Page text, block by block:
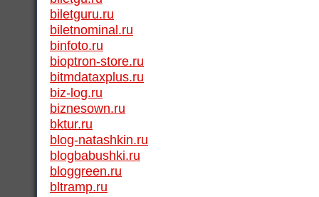
biletguru.ru
biletnominal.ru
binfoto.ru
bioptron-store.ru
bitmdataxplus.ru
biz-log.ru
biznesown.ru
bktur.ru
blog-natashkin.ru
blogbabushki.ru
bloggreen.ru
bltramp.ru